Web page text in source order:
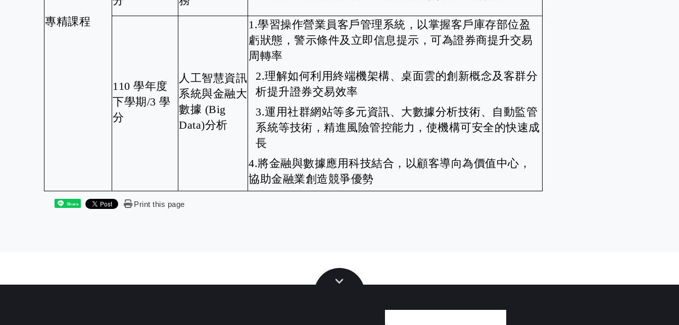
專精課程
110 學年度
下學期/3 學
分
人工智慧資訊
系統與金融大
數據 (Big
Data)分析
1.學習操作營業員客戶管理系統，以掌握客戶庫存部位盈
虧狀態，警示條件及立即信息提示，可為證券商提升交易
周轉率
2.理解如何利用終端機架構、桌面雲的創新概念及客群分
析提升證券交易效率
3.運用社群網站等多元資訊、大數據分析技術、自動監管
系統等技術，精進風險管控能力，使機構可安全的快速成
長
4.將金融與數據應用科技結合，以顧客導向為價值中心，
協助金融業創造競爭優勢
Share Print this page